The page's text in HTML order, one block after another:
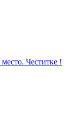
Честитке !